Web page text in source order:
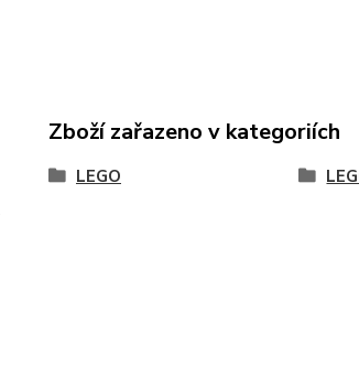
Zboží zařazeno v kategoriích
LEGO